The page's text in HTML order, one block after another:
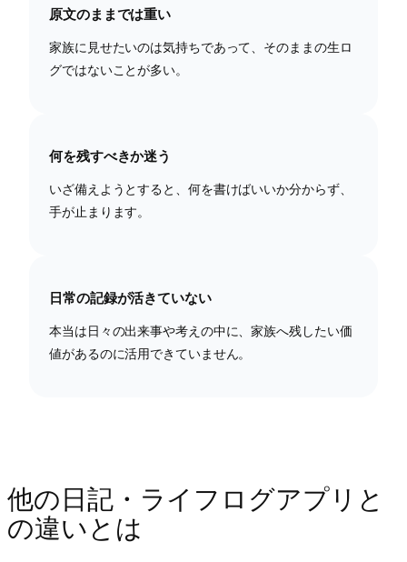
原文のままでは重い
家族に見せたいのは気持ちであって、そのままの生ロ
グではないことが多い。
何を残すべきか迷う
いざ備えようとすると、何を書けばいいか分からず、
手が止まります。
日常の記録が活きていない
本当は日々の出来事や考えの中に、家族へ残したい価
値があるのに活用できていません。
他の日記・ライフログアプリと
の違いとは